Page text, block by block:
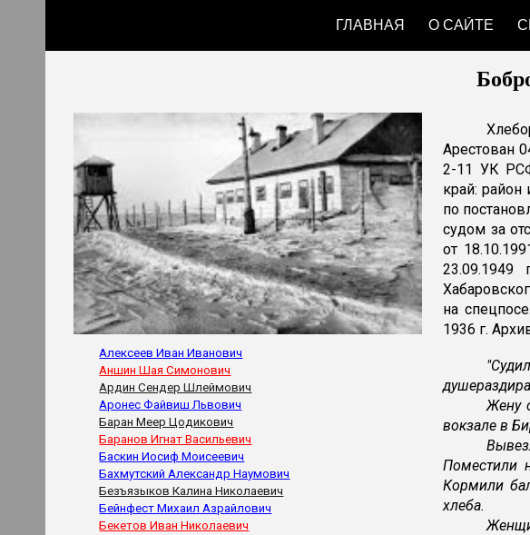
Skip to main content
ГЛАВНАЯ О САЙТЕ
Алексеев Иван Иванович
Аншин Шая Симонович
Ардин Сендер Шлеймович
Аронес Файвиш Львович
Баран Меер Цодикович
Баранов Игнат Васильевич
Баскин Иосиф Моисеевич
Бахмутский Александр Наумович
Безъязыков Калина Николаевич
Бейнфест Михаил Азрайлович
Бекетов Иван Николаевич
Арестован
2-11 УК
край: район
по
судом за
от
23.09.1949
на
1936 г.
Жену
вокзале в
Поместили
Кормили
хлеба.